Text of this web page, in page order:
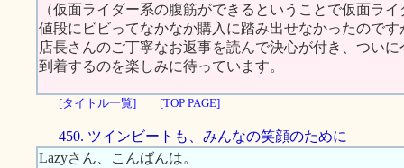
（仮面ライダー系の腹筋ができるということで仮面ラ
値段にビビってなかなか購入に踏み出せなかったので
店長さんのご丁寧なお返事を読んで決心が付き、つい
到着するのを楽しみに待っています。
[タイトル一覧] [TOP PAGE]
450. ツインビートも、みんなの笑顔のために
Lazyさん、こんばんは。